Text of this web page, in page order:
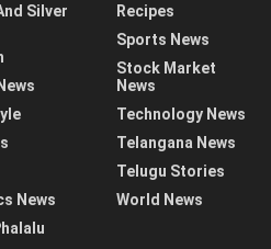
Silver
News
Recipes
Sports News
Stock Market
News
Technology News
Telangana News
Telugu Stories
World News